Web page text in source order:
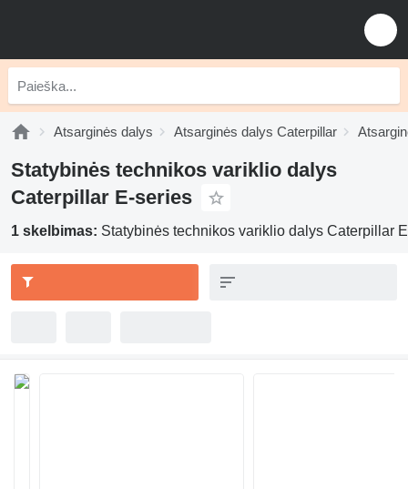
Atsarginės dalys Atsarginės dalys Caterpillar
Statybinės technikos variklio dalys
Caterpillar E-series
1 skelbimas: Statybinės technikos variklio dalys Caterpillar